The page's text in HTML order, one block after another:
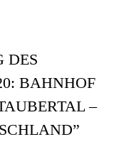
DES
BAHNHOF
–